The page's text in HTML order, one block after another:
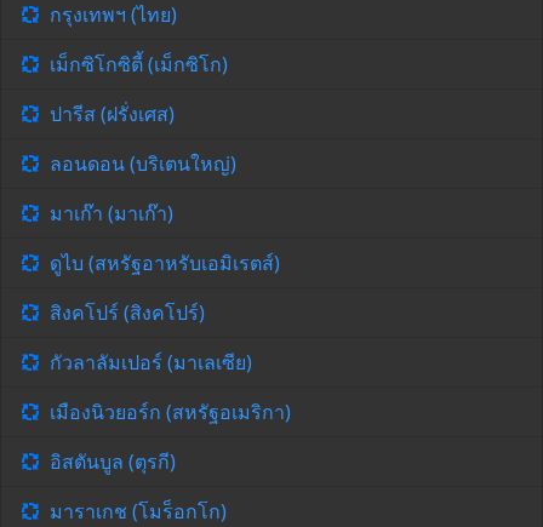
กรุงเทพฯ (ไทย)
เม็กซิโกซิตี้ (เม็กซิโก)
ปารีส (ฝรั่งเศส)
ลอนดอน (บริเตนใหญ่)
มาเก๊า (มาเก๊า)
ดูไบ (สหรัฐอาหรับเอมิเรตส์)
สิงคโปร์ (สิงคโปร์)
กัวลาลัมเปอร์ (มาเลเซีย)
เมืองนิวยอร์ก (สหรัฐอเมริกา)
อิสตันบูล (ตุรกี)
มาราเกช (โมร็อกโก)